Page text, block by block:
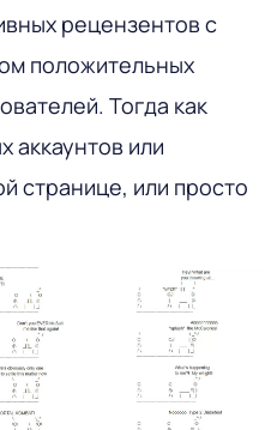
рецензентов с
положительных
Тогда как
аккаунтов или
странице, или просто